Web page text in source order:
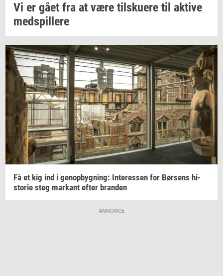
Vi er gået fra at være til­sku­e­re til ak­ti­ve
med­spil­le­re
Få et kig ind i genop­byg­ning: In­ter­es­sen for Bør­sens hi­
sto­rie steg mar­kant efter bran­den
ANNONCE